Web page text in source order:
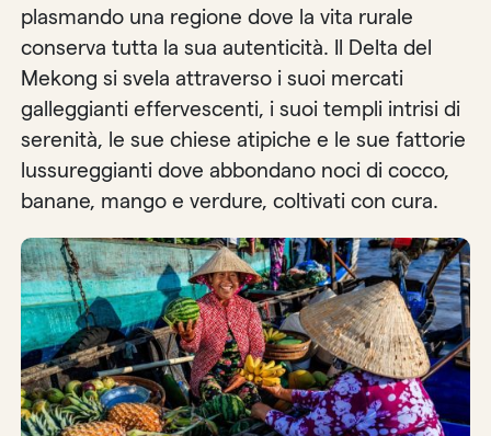
plasmando una regione dove la vita rurale
conserva tutta la sua autenticità. Il Delta del
Mekong si svela attraverso i suoi mercati
galleggianti effervescenti, i suoi templi intrisi di
serenità, le sue chiese atipiche e le sue fattorie
lussureggianti dove abbondano noci di cocco,
banane, mango e verdure, coltivati con cura.